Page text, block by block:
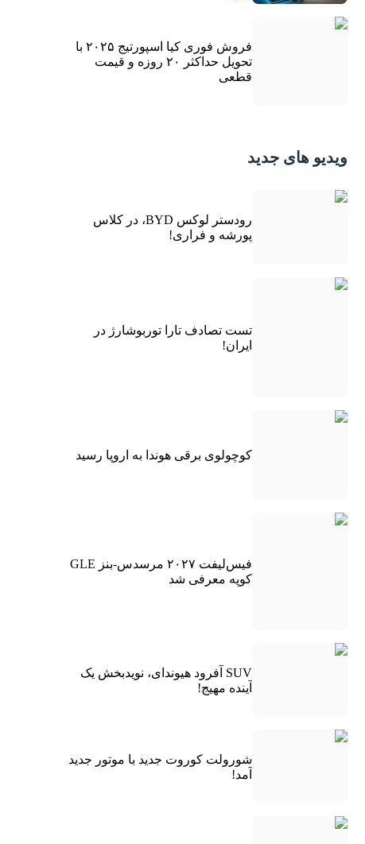
فروش فوری کیا اسپورتیج ۲۰۲۵ با
تحویل حداکثر ۲۰ روزه و قیمت
قطعی
ویدیو های جدید
رودستر لوکس BYD، در کلاس
پورشه و فراری!
تست تصادف تارا توربوشارژ در
ایران!
کوچولوی برقی هوندا به اروپا رسید
فیس‌لیفت ۲۰۲۷ مرسدس-بنز GLE
کوپه معرفی شد
SUV آفرود هیوندای، نویدبخش یک
آینده مهیج!
شورولت کوروت جدید با موتور جدید
آمد!